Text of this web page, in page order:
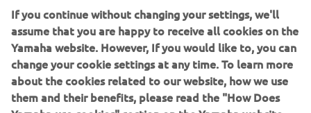
B2B
MEHR YAMAHA
SUPPORT
assume that you are happy to receive all cookies on the
Yamaha website. However, If you would like to, you can
change your cookie settings at any time. To learn more
about the cookies related to our website, how we use
them and their benefits, please read the "How Does
Yamaha use cookies" section on the Yamaha website.